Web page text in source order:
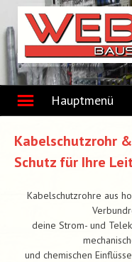
content
Hauptmenü
Kabelschutzrohr
Schutz für Ihre
Kabelschutzrohre aus
deine Strom- und
und chemischen